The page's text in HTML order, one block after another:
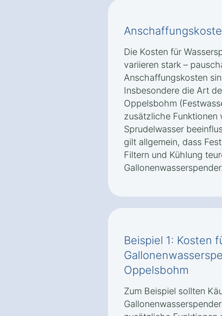
Die Kosten für
variieren stark –
Anschaffungskosten
Insbesondere die Art
Oppelsbohm
zusätzliche Funktionen
Sprudelwasser
gilt allgemein, dass
Filtern und Kühlung
Beispiel 1: Kosten
Oppelsbohm
Zum Beispiel sollten